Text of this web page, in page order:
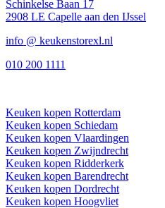
Schinkelse Baan 17
2908 LE Capelle aan den IJssel
info @ keukenstorexl.nl
010 200 1111
Keuken kopen Rotterdam
Keuken kopen Schiedam
Keuken kopen Vlaardingen
Keuken kopen Zwijndrecht
Keuken kopen Ridderkerk
Keuken kopen Barendrecht
Keuken kopen Dordrecht
Keuken kopen Hoogvliet